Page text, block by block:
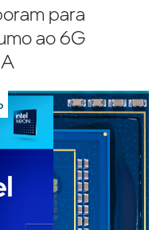
para
ao 6G